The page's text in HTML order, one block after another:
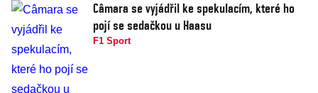
Câmara se vyjádřil ke spekulacím, které ho
pojí se sedačkou u Haasu
F1 Sport